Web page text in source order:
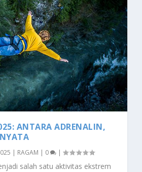
ANTARA ADRENALIN,
| RAGAM | 0 |
salah satu aktivitas ekstrem